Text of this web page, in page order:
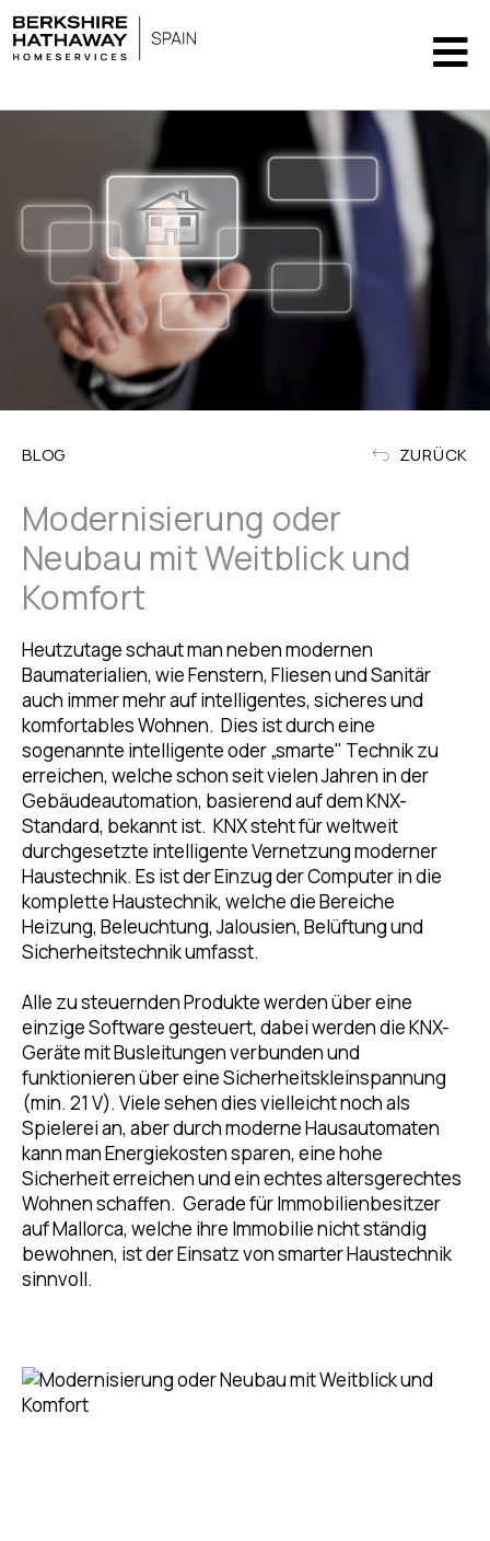
BLOG ZURÜCK
Modernisierung oder
Neubau mit Weitblick und
Komfort
Heutzutage schaut man neben modernen
Baumaterialien, wie Fenstern, Fliesen und Sanitär
auch immer mehr auf intelligentes, sicheres und
komfortables Wohnen. Dies ist durch eine
sogenannte intelligente oder „smarte" Technik zu
erreichen, welche schon seit vielen Jahren in der
Gebäudeautomation, basierend auf dem KNX-
Standard, bekannt ist. KNX steht für weltweit
durchgesetzte intelligente Vernetzung moderner
Haustechnik. Es ist der Einzug der Computer in die
komplette Haustechnik, welche die Bereiche
Heizung, Beleuchtung, Jalousien, Belüftung und
Sicherheitstechnik umfasst.
Alle zu steuernden Produkte werden über eine
einzige Software gesteuert, dabei werden die KNX-
Geräte mit Busleitungen verbunden und
funktionieren über eine Sicherheitskleinspannung
(min. 21 V). Viele sehen dies vielleicht noch als
Spielerei an, aber durch moderne Hausautomaten
kann man Energiekosten sparen, eine hohe
Sicherheit erreichen und ein echtes altersgerechtes
Wohnen schaffen. Gerade für Immobilienbesitzer
auf Mallorca, welche ihre Immobilie nicht ständig
bewohnen, ist der Einsatz von smarter Haustechnik
sinnvoll.